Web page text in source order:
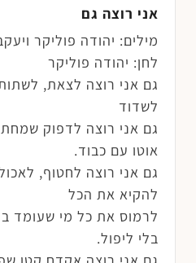
אני רוצה גם
מילים: יהודה פוליקר
לחן: יהודה פוליקר
גם אני רוצה לצאת,
לשדוד
גם אני רוצה לדפוק
אוטו עם כבוד.
גם אני רוצה לחטוף,
להקיא את הכל
לרמוס את כל מי שעומד
בלי ליפול.